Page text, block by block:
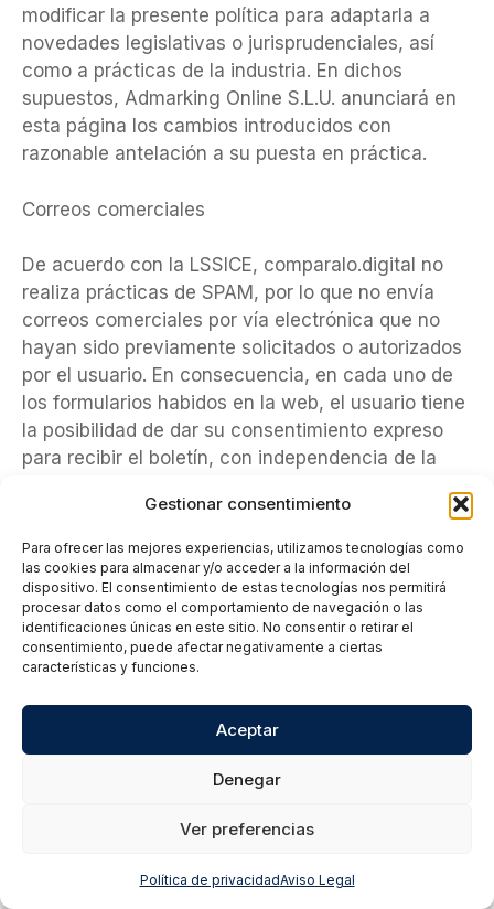
Gestionar consentimiento
Para ofrecer las mejores experiencias, utilizamos tecnologías como
las cookies para almacenar y/o acceder a la información del
dispositivo. El consentimiento de estas tecnologías nos permitirá
procesar datos como el comportamiento de navegación o las
identificaciones únicas en este sitio. No consentir o retirar el
consentimiento, puede afectar negativamente a ciertas
características y funciones.
Aceptar
Denegar
Ver preferencias
Política de privacidadAviso Legal
modificar la presente política para adaptarla a
novedades legislativas o jurisprudenciales, así
como a prácticas de la industria. En dichos
supuestos, Admarking Online S.L.U. anunciará en
esta página los cambios introducidos con
razonable antelación a su puesta en práctica.
Correos comerciales
De acuerdo con la LSSICE, comparalo.digital no
realiza prácticas de SPAM, por lo que no envía
correos comerciales por vía electrónica que no
hayan sido previamente solicitados o autorizados
por el usuario. En consecuencia, en cada uno de
los formularios habidos en la web, el usuario tiene
la posibilidad de dar su consentimiento expreso
para recibir el boletín, con independencia de la
Conforme a lo dispuesto en la Ley 34/2002 de
Servicios de la Sociedad de la Información y de
comercio electrónico, comparalo.digital se
compromete a no enviar comunicaciones de
carácter comercial sin identificarlas debidamente.
Documento revisado el 09/01/2025
formamos comparalo.digital te agradecemos el
tiempo dedicado en leer esta política de